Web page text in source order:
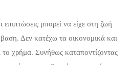
μπορεί να είχε στη ζωή
Δεν κατέχω τα οικονομικά και
το χρήμα. Συνήθως καταποντίζοντας